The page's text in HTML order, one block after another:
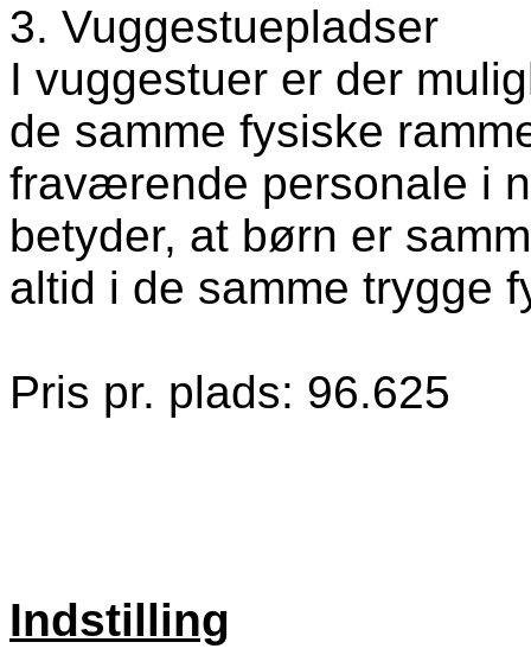
3. Vuggestuepladser
I vuggestuer er der
de samme fysiske
fraværende personale i
betyder, at børn er
altid i de samme trygge
Pris pr. plads: 96.625
Indstilling